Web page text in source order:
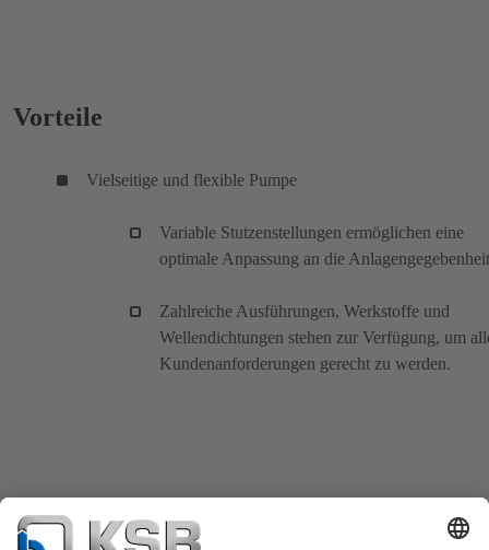
Vorteile
Vielseitige und flexible Pumpe
Variable Stutzenstellungen ermöglichen eine
optimale Anpassung an die
Zahlreiche Ausführungen, Werkstoffe und
Wellendichtungen stehen zur Verfügung, um
Kundenanforderungen gerecht zu werden.